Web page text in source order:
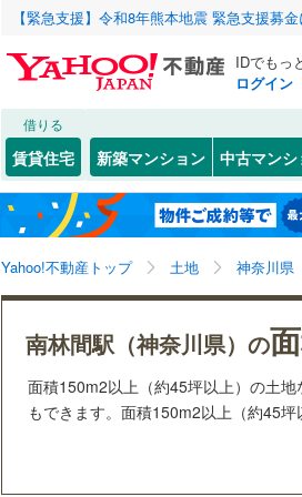
【緊急支援】令和8年熊本地震 緊急支援募
IDでもっ
ログイン
借りる
賃貸住宅 新築マンション 中古マンシ
Yahoo!不動産トップ 土地 神奈川県
南林間駅（神奈川県）の
面積150m2以上（約45坪以上）の土
もできます。面積150m2以上（約45
北海道 北海道
東北 青森
関東 東京
東海 愛知
JR 函館本線(
石勝線(0)
根室本線(
石北本線(
常磐線(
高崎線 (
両毛線(
(4) (
(4) (23) (
こだわり条件 配置、向き
前道6m
平坦地（
販売、価格
更地渡し
立地
オンライン